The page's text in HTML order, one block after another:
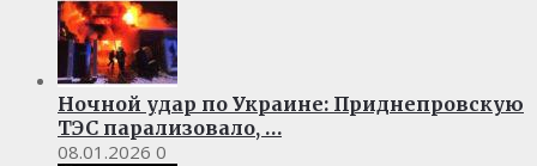
Ночной удар по Украине: Приднепровскую
ТЭС парализовало, …
08.01.2026 0